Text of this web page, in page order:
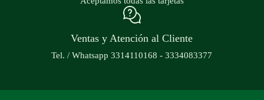
Ventas y Atención al Cliente
Tel. / Whatsapp 3314110168 - 3334083377